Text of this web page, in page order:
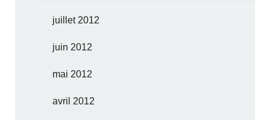
juillet 2012
juin 2012
mai 2012
avril 2012